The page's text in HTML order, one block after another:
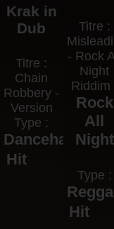
Krak in
Dub
Titre :
Chain
Robbery -
Version
Type :
Dancehall
Hit
Titre :
- Rock
Night
Riddim
Rock
All
Night
Type :
Hit